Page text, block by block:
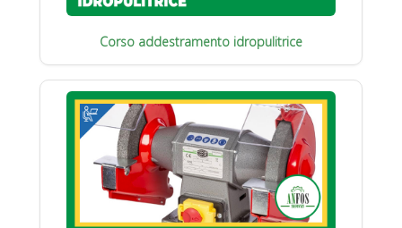
Corso addestramento idropulitrice